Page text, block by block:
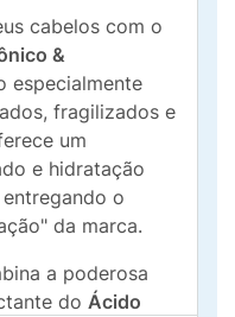
cabelos com o
&
especialmente
fragilizados e
um
e hidratação
o
da marca.
a poderosa
do Ácido